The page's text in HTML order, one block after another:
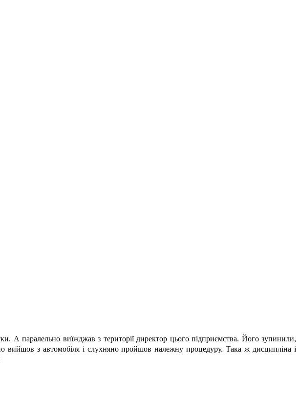
А паралельно виїжджав з території директор цього підприємства. Його зупинили,
вийшов з автомобіля і слухняно пройшов належну процедуру. Така ж дисципліна і